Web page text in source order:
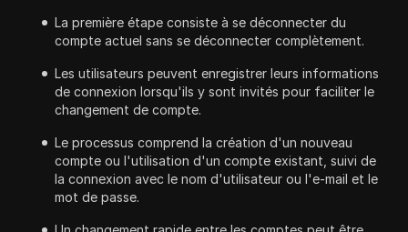
La première étape consiste à se déconnecter du
compte actuel sans se déconnecter complètement.
Les utilisateurs peuvent enregistrer leurs informations
de connexion lorsqu'ils y sont invités pour faciliter le
changement de compte.
Le processus comprend la création d'un nouveau
compte ou l'utilisation d'un compte existant, suivi de
la connexion avec le nom d'utilisateur ou l'e-mail et le
mot de passe.